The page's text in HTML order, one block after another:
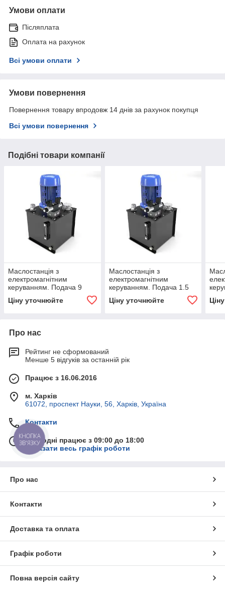
Умови оплати
Післяплата
Оплата на рахунок
Всі умови оплати
Умови повернення
Повернення товару впродовж 14 днів за рахунок покупця
Всі умови повернення
Подібні товари компанії
Маслостанція з
електромагнітним
керуванням. Подача 9
літрів у хвилину, тиск від
35 до 160 бар
Ціну уточнюйте
Маслостанція з
електромагнітним
керуванням. Подача 1.5
літра в хвилину, тиск від
35 до 160 бар
Ціну уточнюйте
35
Про нас
Рейтинг не сформований
Менше 5 відгуків за останній рік
Працює з 16.06.2016
м. Харків
61072, проспект Науки, 56, Харків, Україна
Контакти
Сьогодні працює з 09:00 до 18:00
Показати весь графік роботи
Про нас
Контакти
Доставка та оплата
Графік роботи
Повна версія сайту
КНОПКА
ЗВ'ЯЗКУ